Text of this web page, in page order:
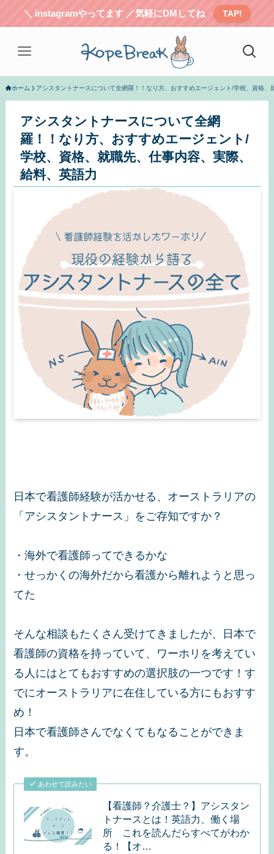
＼ instagramやってます ／気軽にDMしてね TAP!
ホーム アシスタントナースについて全網羅！！なり方、おすすめエージェント/学校、資格、
アシスタントナースについて全網
羅！！なり方、おすすめエージェント/
学校、資格、就職先、仕事内容、実際、
給料、英語力
日本で看護師経験が活かせる、オーストラリアの
「アシスタントナース」をご存知ですか？
・海外で看護師ってできるかな
・せっかくの海外だから看護から離れようと思っ
てた
そんな相談もたくさん受けてきましたが、日本で
看護師の資格を持っていて、ワーホリを考えてい
る人にはとてもおすすめの選択肢の一つです！す
でにオーストラリアに在住している方にもおすす
め！
日本で看護師さんでなくてもなることができま
す。
あわせて読みたい
【看護師？介護士？】アシスタン
トナースとは！英語力、働く場
所 これを読んだらすべてがわか
る！【オ…